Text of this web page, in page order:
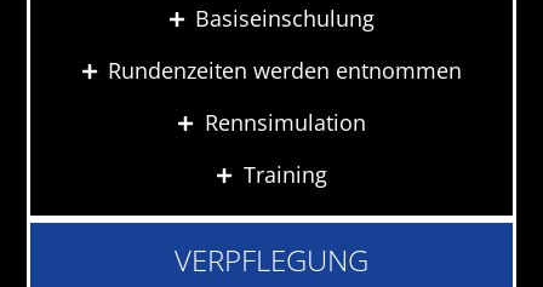
Basiseinschulung
Rundenzeiten werden entnommen
Rennsimulation
Training
VERPFLEGUNG